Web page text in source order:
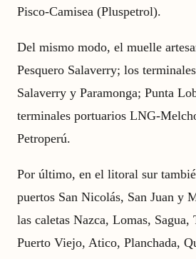
Pisco-Camisea (Pluspetrol).
Del mismo modo, el muelle
Pesquero Salaverry; los
Salaverry y Paramonga; Punta
terminales portuarios LNG-
Petroperú.
Por último, en el litoral sur
puertos San Nicolás, San Juan y
las caletas Nazca, Lomas, Sagua,
Puerto Viejo, Atico, Planchada,